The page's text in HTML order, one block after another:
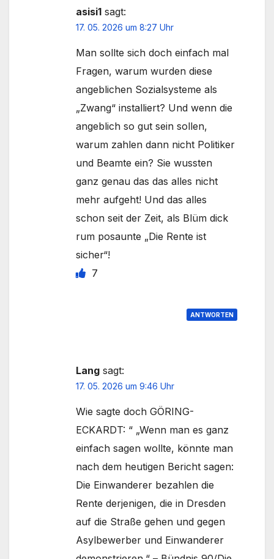
asisi1 sagt:
17. 05. 2026 um 8:27 Uhr
Man sollte sich doch einfach mal
Fragen, warum wurden diese
angeblichen Sozialsysteme als
„Zwang“ installiert? Und wenn die
angeblich so gut sein sollen,
warum zahlen dann nicht Politiker
und Beamte ein? Sie wussten
ganz genau das das alles nicht
mehr aufgeht! Und das alles
schon seit der Zeit, als Blüm dick
rum posaunte „Die Rente ist
sicher“!
7
ANTWORTEN
Lang sagt:
17. 05. 2026 um 9:46 Uhr
Wie sagte doch GÖRING-
ECKARDT: “ „Wenn man es ganz
einfach sagen wollte, könnte man
nach dem heutigen Bericht sagen:
Die Einwanderer bezahlen die
Rente derjenigen, die in Dresden
auf die Straße gehen und gegen
Asylbewerber und Einwanderer